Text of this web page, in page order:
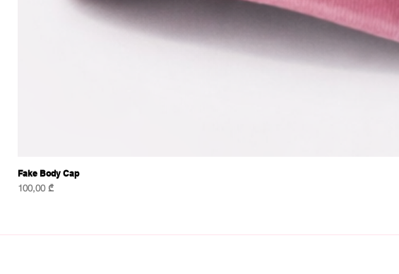
Fake Body Cap
Price
100,00 ₾